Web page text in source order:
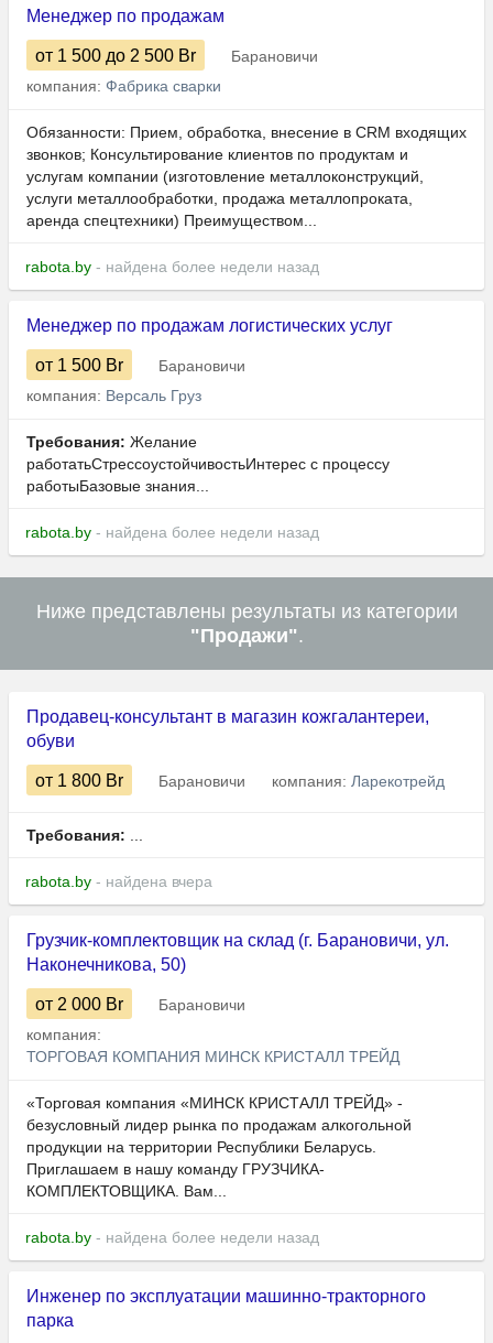
Менеджер по продажам
от 1 500 до 2 500 Br
Барановичи
компания: Фабрика сварки
Обязанности: Прием, обработка, внесение в CRM входящих
звонков; Консультирование клиентов по продуктам и
услугам компании (изготовление металлоконструкций,
услуги металлообработки, продажа металлопроката,
аренда спецтехники) Преимуществом...
rabota.by - найдена более недели назад
Менеджер по продажам логистических услуг
от 1 500 Br
Барановичи
компания: Версаль Груз
Требования: Желание
работатьСтрессоустойчивостьИнтерес с процессу
работыБазовые знания...
rabota.by - найдена более недели назад
Ниже представлены результаты из категории
"Продажи".
Продавец-консультант в магазин кожгалантереи,
обуви
от 1 800 Br Барановичи компания: Ларекотрейд
Требования: ...
rabota.by - найдена вчера
Грузчик-комплектовщик на склад (г. Барановичи, ул.
Наконечникова, 50)
от 2 000 Br
Барановичи
компания:
ТОРГОВАЯ КОМПАНИЯ МИНСК КРИСТАЛЛ ТРЕЙД
«Торговая компания «МИНСК КРИСТАЛЛ ТРЕЙД» -
безусловный лидер рынка по продажам алкогольной
продукции на территории Республики Беларусь.
Приглашаем в нашу команду ГРУЗЧИКА-
КОМПЛЕКТОВЩИКА. Вам...
rabota.by - найдена более недели назад
Инженер по эксплуатации машинно-тракторного
парка